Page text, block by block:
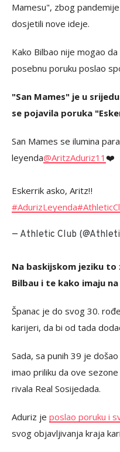
Mamesu", zbog
dosjetili nove ideje.
Kako Bilbao nije mogao
posebnu poruku poslao
"San Mames" je u
se pojavila poruka
San Mames se ilumina
leyenda@AritzAduriz11 ❤️
Eskerrik asko, Aritz‼️
#AdurizLeyenda
— Athletic Club
Na baskijskom jeziku to
Bilbau i te kako imaju
Španac je do svog 30.
karijeri, da bi od tada
Sada, sa punih 39 je
imao priliku da ove
rivala Real Sosijedada.
Aduriz je poslao poruku i
svog objavljivanja kraja